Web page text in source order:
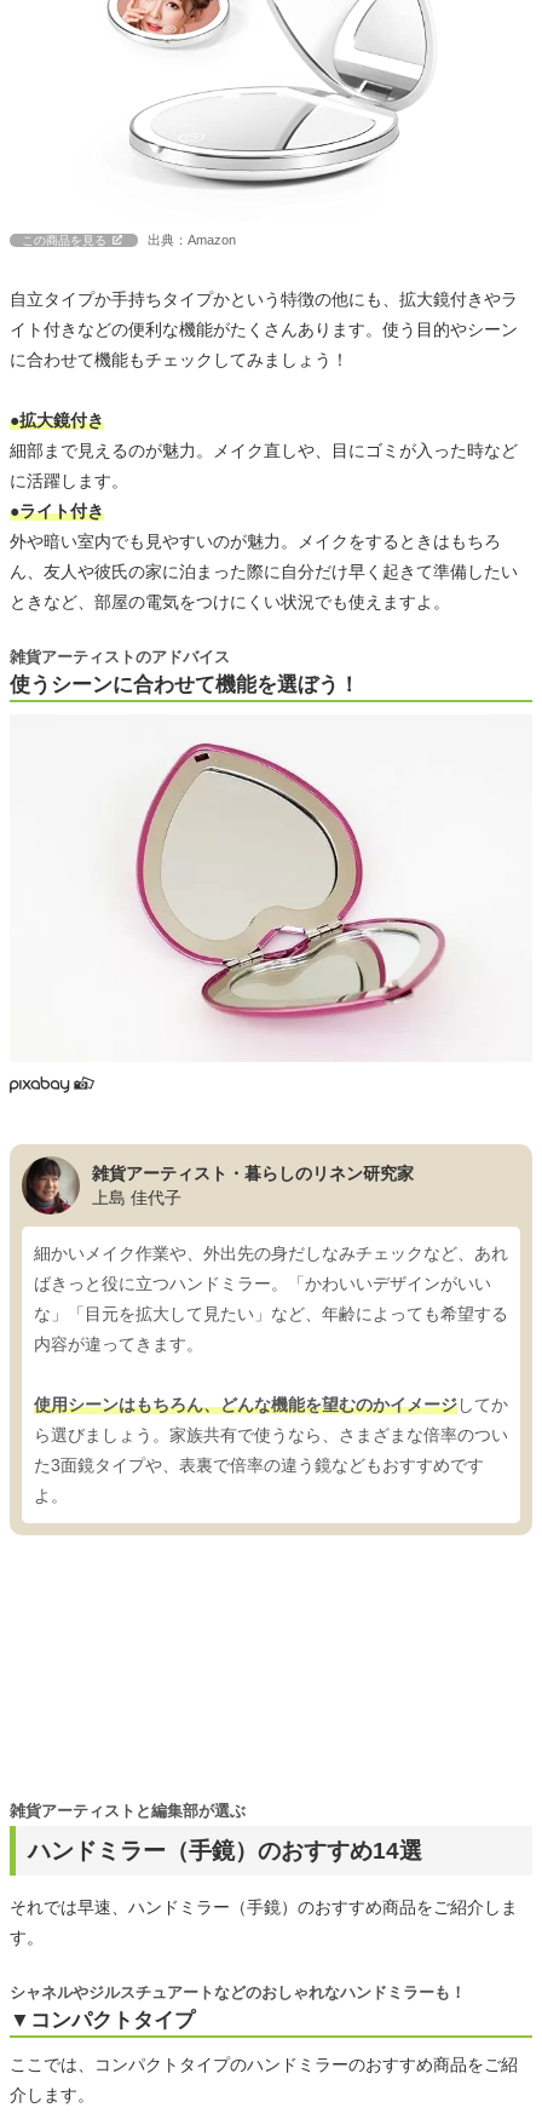
この商品を見る 出典：Amazon
自立タイプか手持ちタイプかという特徴の他にも、拡大鏡付きやラ
イト付きなどの便利な機能がたくさんあります。使う目的やシーン
に合わせて機能もチェックしてみましょう！
●拡大鏡付き
細部まで見えるのが魅力。メイク直しや、目にゴミが入った時など
に活躍します。
●ライト付き
外や暗い室内でも見やすいのが魅力。メイクをするときはもちろ
ん、友人や彼氏の家に泊まった際に自分だけ早く起きて準備したい
ときなど、部屋の電気をつけにくい状況でも使えますよ。
使うシーンに合わせて機能を選ぼう！
雑貨アーティストのアドバイス
雑貨アーティスト・暮らしのリネン研究家
上島 佳代子
細かいメイク作業や、外出先の身だしなみチェックなど、あれ
ばきっと役に立つハンドミラー。「かわいいデザインがいい
な」「目元を拡大して見たい」など、年齢によっても希望する
内容が違ってきます。
使用シーンはもちろん、どんな機能を望むのかイメージしてか
ら選びましょう。家族共有で使うなら、さまざまな倍率のつい
た3面鏡タイプや、表裏で倍率の違う鏡などもおすすめです
よ。
ハンドミラー（手鏡）のおすすめ14選
雑貨アーティストと編集部が選ぶ
それでは早速、ハンドミラー（手鏡）のおすすめ商品をご紹介しま
す。
▼コンパクトタイプ
シャネルやジルスチュアートなどのおしゃれなハンドミラーも！
ここでは、コンパクトタイプのハンドミラーのおすすめ商品をご紹
介します。